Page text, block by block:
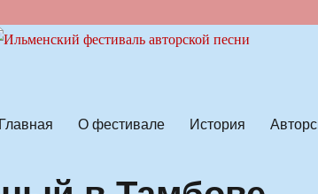
Главная О фестивале История